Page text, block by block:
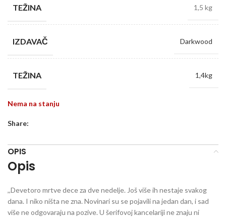
TEŽINA 1,5 kg
IZDAVAČ Darkwood
TEŽINA 1,4kg
Nema na stanju
Share:
OPIS
Opis
,,Devetoro mrtve dece za dve nedelje. Još više ih nestaje svakog
dana. I niko ništa ne zna. Novinari su se pojavili na jedan dan, i sad
više ne odgovaraju na pozive. U šerifovoj kancelariji ne znaju ni